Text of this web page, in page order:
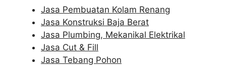
Jasa Pembuatan Kolam Renang
Jasa Konstruksi Baja Berat
Jasa Plumbing, Mekanikal Elektrikal
Jasa Cut & Fill
Jasa Tebang Pohon